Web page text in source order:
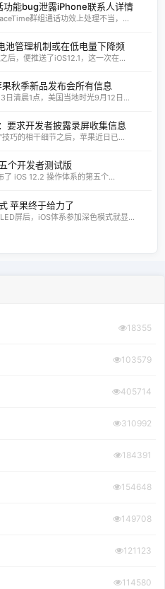
功能bug泄露iPhone联系人详情
群组通话功效上处理不当，...
池管理机制或在低电量下降频
，便推送了iOS12.1，这一次在...
秋季新品发布会所有信息
日清晨1点，美国当地时光9月12日...
要求开发者披露录屏收集信息
巧的相干细节之后，苹果近日已...
个开发者测试版
了 iOS 12.2 操作体系的第五个...
苹果终于给力了
屏后，iOS体系参加深色模式就显...
18355
103579
405714
310992
184391
154648
149708
121123
114580